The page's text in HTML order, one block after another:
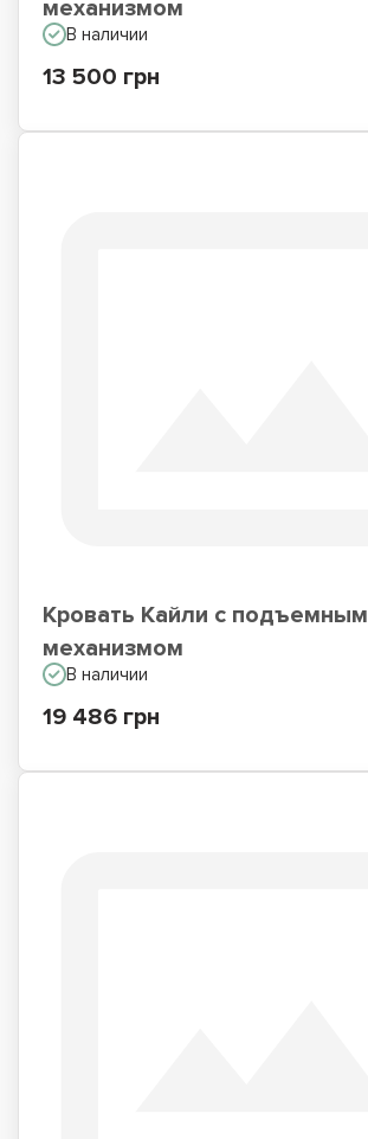
механизмом
В наличии
13 500 грн
Кровать Кайли с подъемным
механизмом
В наличии
19 486 грн